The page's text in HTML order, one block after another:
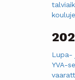
Lupa-
YVA-